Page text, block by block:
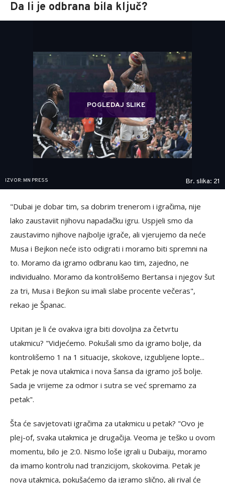
Da li je odbrana bila ključ?
POGLEDAJ SLIKE
IZVOR: MN PRESS Br. slika: 21
"Dubai je dobar tim, sa dobrim trenerom i igračima, nije
lako zaustaviit njihovu napadačku igru. Uspjeli smo da
zaustavimo njihove najbolje igrače, ali vjerujemo da neće
Musa i Bejkon neće isto odigrati i moramo biti spremni na
to. Moramo da igramo odbranu kao tim, zajedno, ne
individualno. Moramo da kontrolišemo Bertansa i njegov šut
za tri, Musa i Bejkon su imali slabe procente večeras",
rekao je Španac.
Upitan je li će ovakva igra biti dovoljna za četvrtu
utakmicu? "Vidjećemo. Pokušali smo da igramo bolje, da
kontrolišemo 1 na 1 situacije, skokove, izgubljene lopte...
Petak je nova utakmica i nova šansa da igramo još bolje.
Sada je vrijeme za odmor i sutra se već spremamo za
petak".
Šta će savjetovati igračima za utakmicu u petak? "Ovo je
plej-of, svaka utakmica je drugačija. Veoma je teško u ovom
momentu, bilo je 2:0. Nismo loše igrali u Dubaiju, moramo
da imamo kontrolu nad tranzicijom, skokovima. Petak je
nova utakmica, pokušaćemo da igramo slično, ali rival će